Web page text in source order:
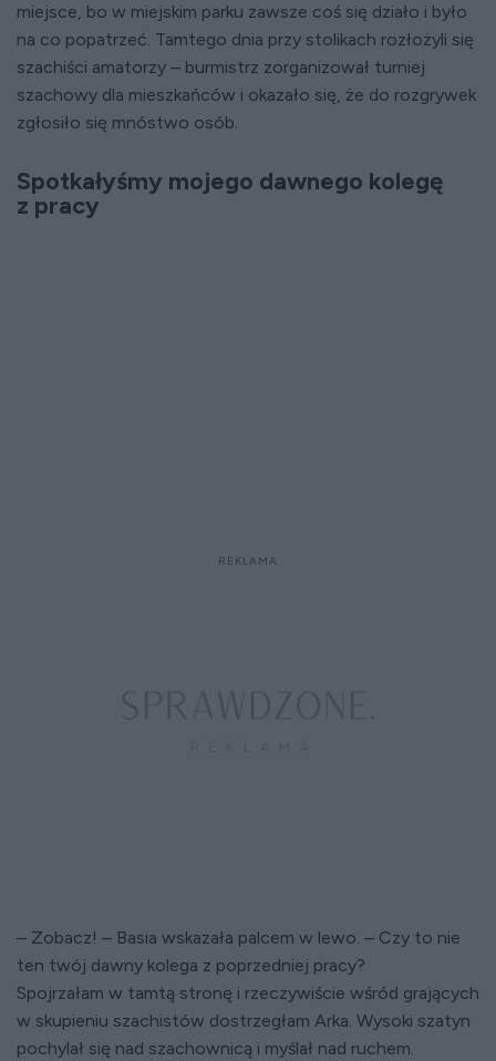
miejsce, bo w miejskim parku zawsze coś się działo i było
na co popatrzeć. Tamtego dnia przy stolikach rozłożyli się
szachiści amatorzy – burmistrz zorganizował turniej
szachowy dla mieszkańców i okazało się, że do rozgrywek
zgłosiło się mnóstwo osób.
Spotkałyśmy mojego dawnego kolegę
z pracy
– Zobacz! – Basia wskazała palcem w lewo. – Czy to nie
ten twój dawny kolega z poprzedniej pracy?
Spojrzałam w tamtą stronę i rzeczywiście wśród grających
w skupieniu szachistów dostrzegłam Arka. Wysoki szatyn
pochylał się nad szachownicą i myślał nad ruchem.